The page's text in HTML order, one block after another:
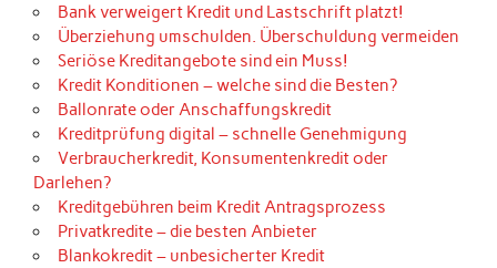
Bank verweigert Kredit und Lastschrift platzt!
Überziehung umschulden. Überschuldung vermeiden
Seriöse Kreditangebote sind ein Muss!
Kredit Konditionen – welche sind die Besten?
Ballonrate oder Anschaffungskredit
Kreditprüfung digital – schnelle Genehmigung
Verbraucherkredit, Konsumentenkredit oder
Darlehen?
Kreditgebühren beim Kredit Antragsprozess
Privatkredite – die besten Anbieter
Blankokredit – unbesicherter Kredit